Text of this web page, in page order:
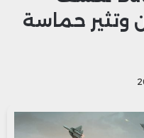
وتثير حماسة